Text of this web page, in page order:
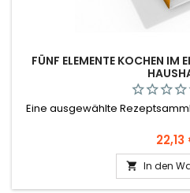
FÜNF ELEMENTE KOCHEN IM
Eine ausgewählte
Preis
22,13
 In den